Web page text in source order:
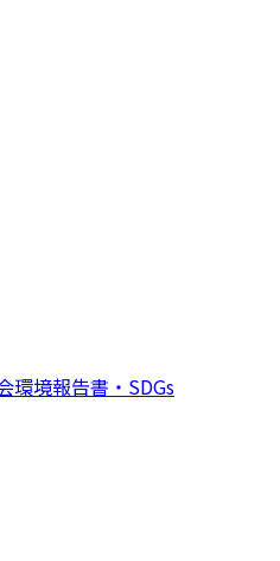
環境報告書・SDGs